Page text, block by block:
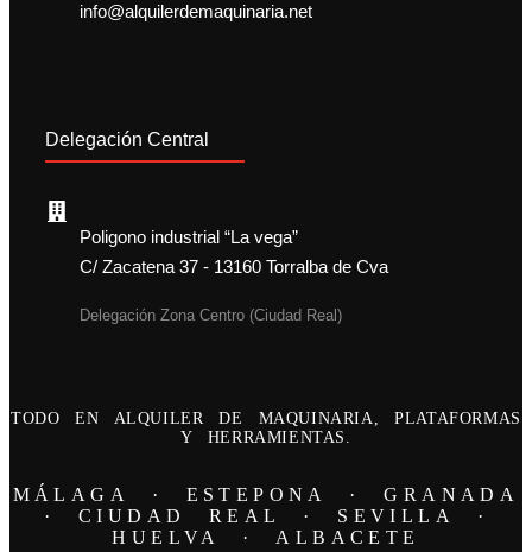
info@alquilerdemaquinaria.net
Delegación Central
Poligono industrial “La vega”
C/ Zacatena 37 - 13160 Torralba de Cva
Delegación Zona Centro (Ciudad Real)
TODO EN ALQUILER DE MAQUINARIA, PLATAFORMAS
Y HERRAMIENTAS.
MÁLAGA · ESTEPONA · GRANADA
· CIUDAD REAL · SEVILLA ·
HUELVA · ALBACETE